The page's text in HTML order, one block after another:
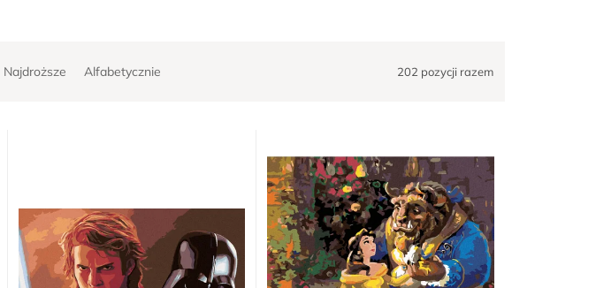
Najdroższe Alfabetycznie 202 pozycji razem